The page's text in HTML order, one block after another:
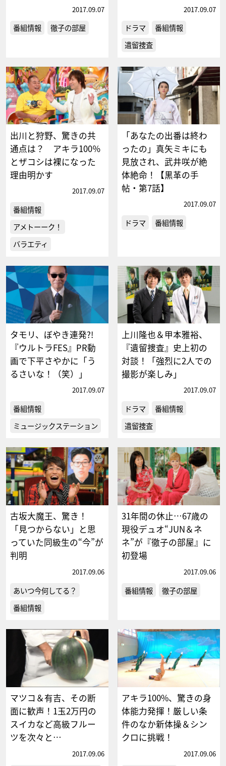
2017.09.07
番組情報 徹子の部屋
2017.09.07
ドラマ
番組情報
遺留捜査
出川と狩野、驚きの共
通点は？ アキラ100％
とザコシは裸になった
理由明かす
2017.09.07
番組情報
アメトーーク！
バラエティ
「あなたの出番は終わ
ったの」真矢ミキにも
見放され、武井咲が絶
体絶命！【黒革の手
帖・第7話】
2017.09.07
ドラマ 番組情報
タモリ、ぼやき連発?!
『ウルトラFES』PR動
画で下平さやかに「う
るさいな！（笑）」
2017.09.07
番組情報
ミュージックステーション
上川隆也＆甲本雅裕、
『遺留捜査』史上初の
対談！「強烈に2人での
撮影が楽しみ」
2017.09.07
ドラマ
番組情報
遺留捜査
古坂大魔王、驚き！
「見つからない」と思
っていた同級生の“今”が
判明
2017.09.06
あいつ今何してる？
番組情報
31年間の休止…67歳の
現役デュオ“JUN＆ネ
ネ”が『徹子の部屋』に
初登場
2017.09.06
番組情報 徹子の部屋
マツコ＆有吉、その断
面に歓声！1玉2万円の
スイカなど高級フルー
ツを次々と…
2017.09.06
アキラ100%、驚きの身
体能力発揮！厳しい条
件のなか新体操＆シン
クロに挑戦！
2017.09.06